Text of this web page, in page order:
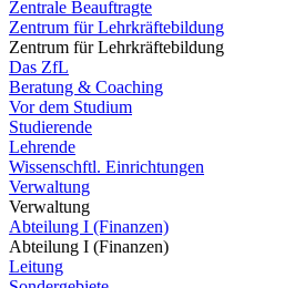
Zentrale Beauftragte
Zentrum für Lehrkräftebildung
Zentrum für Lehrkräftebildung
Das ZfL
Beratung & Coaching
Vor dem Studium
Studierende
Lehrende
Wissenschftl. Einrichtungen
Verwaltung
Verwaltung
Abteilung I (Finanzen)
Abteilung I (Finanzen)
Leitung